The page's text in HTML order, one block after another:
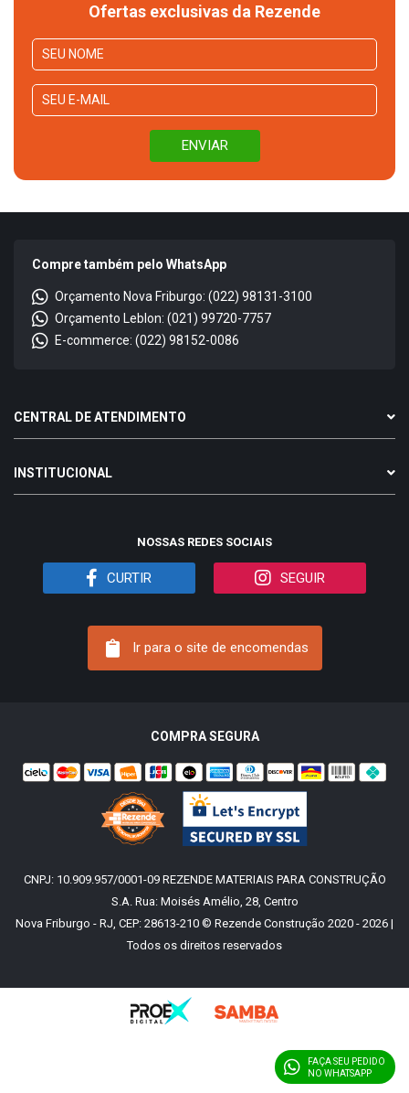
Ofertas exclusivas da Rezende
Compre também pelo WhatsApp
Orçamento Nova Friburgo: (022) 98131-3100
Orçamento Leblon: (021) 99720-7757
E-commerce: (022) 98152-0086
CENTRAL DE ATENDIMENTO
INSTITUCIONAL
NOSSAS REDES SOCIAIS
CURTIR SEGUIR
Ir para o site de encomendas
COMPRA SEGURA
CNPJ: 10.909.957/0001-09 REZENDE MATERIAIS PARA CONSTRUÇÃO
S.A. Rua: Moisés Amélio, 28, Centro
Nova Friburgo - RJ, CEP: 28613-210 © Rezende Construção 2020 - 2026 |
Todos os direitos reservados
FAÇA SEU PEDIDO
NO WHATSAPP